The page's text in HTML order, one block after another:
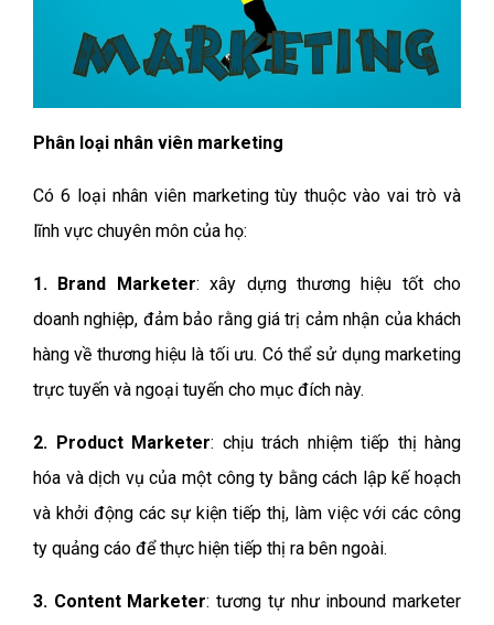
Phân loại nhân viên marketing
Có 6 loại nhân viên marketing tùy thuộc vào vai trò và
lĩnh vực chuyên môn của họ:
1. Brand Marketer: xây dựng thương hiệu tốt cho
doanh nghiệp, đảm bảo rằng giá trị cảm nhận của khách
hàng về thương hiệu là tối ưu. Có thể sử dụng marketing
trực tuyến và ngoại tuyến cho mục đích này.
2. Product Marketer: chịu trách nhiệm tiếp thị hàng
hóa và dịch vụ của một công ty bằng cách lập kế hoạch
và khởi động các sự kiện tiếp thị, làm việc với các công
ty quảng cáo để thực hiện tiếp thị ra bên ngoài.
3. Content Marketer: tương tự như inbound marketer